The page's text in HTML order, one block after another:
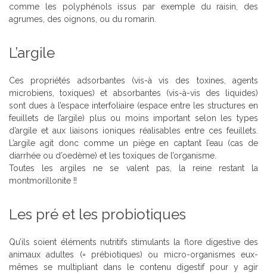
comme les polyphénols issus par exemple du raisin, des
agrumes, des oignons, ou du romarin.
L’argile
Ces propriétés adsorbantes (vis-à vis des toxines, agents
microbiens, toxiques) et absorbantes (vis-à-vis des liquides)
sont dues à l’espace interfoliaire (espace entre les structures en
feuillets de l’argile) plus ou moins important selon les types
d’argile et aux liaisons ioniques réalisables entre ces feuillets.
L’argile agit donc comme un piège en captant l’eau (cas de
diarrhée ou d’oedème) et les toxiques de l’organisme.
Toutes les argiles ne se valent pas, la reine restant la
montmorillonite !!
Les pré et les probiotiques
Qu’ils soient éléments nutritifs stimulants la flore digestive des
animaux adultes (= prébiotiques) ou micro-organismes eux-
mêmes se multipliant dans le contenu digestif pour y agir